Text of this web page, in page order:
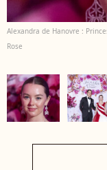
Alexandra de Hanovre :
Rose